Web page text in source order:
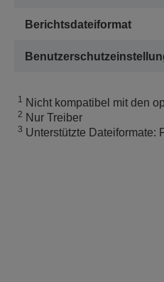
Berichtsdateiformat
1 Nicht kompatibel mit den
2 Nur Treiber
3 Unterstützte Dateiformate: